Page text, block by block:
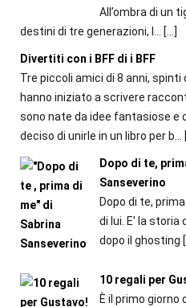
All’ombra di un
destini di tre generazioni, l...
[…]
Divertiti con i BFF di i BFF
Tre piccoli amici di 8 anni, spinti
hanno iniziato a scrivere
sono nate da idee fantasiose e
deciso di unirle in un libro per b...
Dopo di te,
Sanseverino
Dopo di te,
di lui. E' la storia
dopo il ghosting
10 regali per
È il primo giorno